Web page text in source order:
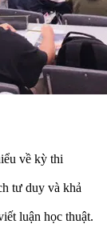
về kỳ thi
tư duy và khả
luận học thuật.